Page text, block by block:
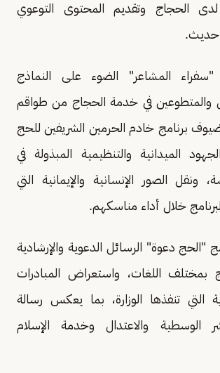
الحجاج وتقديم المحتوى التوعوي
حديث.
المشاعر" الضوء على النماذج
والمتطوعين في خدمة الحجاج من طواقم
ضيوف برنامج خادم الحرمين الشريفين للحج
الميدانية والتنظيمية المبذولة في
ونقل الصور الإنسانية والإيمانية التي
خلال أداء مناسكهم.
"الحج دعوة" الرسائل الدعوية والإرشادية
بمختلف اللغات، واستعراض المبادرات
التي تنفذها الوزارة، بما يعكس رسالة
الوسطية والاعتدال وخدمة الإسلام